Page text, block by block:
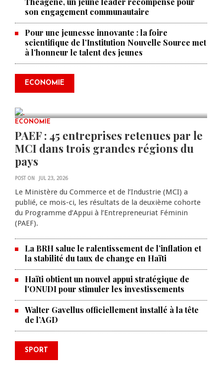
son engagement communautaire
Pour une jeunesse innovante : la foire
scientifique de l’Institution Nouvelle Source met
à l’honneur le talent des jeunes
ECONOMIE
0 COMMENTS
Produire le savoir pour
transformer Haïti : BRH lance la
2ᵉ édition de ses Journées
scientifiques
ECONOMIE
PAEF : 45 entreprises retenues par le
MCI dans trois grandes régions du
pays
POST ON JUL 23, 2026
Le Ministère du Commerce et de l’Industrie (MCI) a
publié, ce mois-ci, les résultats de la deuxième cohorte
du Programme d’Appui à l’Entrepreneuriat Féminin
(PAEF).
La BRH salue le ralentissement de l’inflation et
la stabilité du taux de change en Haïti
Haïti obtient un nouvel appui stratégique de
l'ONUDI pour stimuler les investissements
Walter Gavellus officiellement installé à la tête
de l’AGD
SPORT
Le Violette AC lance sa campagne